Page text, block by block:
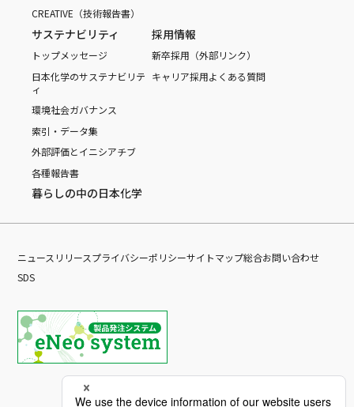
CREATIVE（技術報告書）
サステナビリティ
トップメッセージ
日本化学のサステナビリテ
ィ
環境社会ガバナンス
索引・データ集
外部評価とイニシアチブ
各種報告書
採用情報
新卒採用（外部リンク）
キャリア採用よくある質問
暮らしの中の日本化学
ニュースリリースプライバシーポリシーサイトマップ総合お問い合わせ
SDS